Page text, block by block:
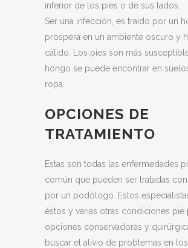
inferior de los pies o de sus lados.
Ser una infección, es traído por un
prospera en un ambiente oscuro y
cálido. Los pies son más
hongo se puede encontrar en
ropa.
OPCIONES DE
TRATAMIENTO
Estas son todas las enfermedades
común que pueden ser tratadas
por un podólogo. Estos
éstos y varias otras condiciones pie
opciones conservadoras y
buscar el alivio de problemas en los